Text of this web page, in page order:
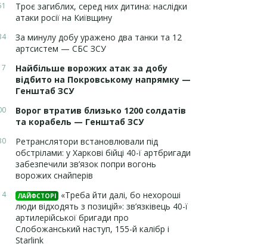
Троє загиблих, серед них дитина: наслідки
атаки росії на Київщину
За минулу добу уражено два танки та 12
артсистем — СБС ЗСУ
Найбільше ворожих атак за добу
відбито на Покровському напрямку —
Генштаб ЗСУ
Ворог втратив близько 1200 солдатів
та корабель — Генштаб ЗСУ
Ретранслятори встановлювали під
обстрілами: у Харкові бійці 40-ї артбригади
забезпечили зв’язок попри вогонь
ворожих снайперів
ЛАЙФСТОРІ
«Треба йти далі, бо нехороші
люди відходять з позицій»: зв’язківець 40-ї
артилерійської бригади про
Слобожанський наступ, 155-й калібр і
Starlink